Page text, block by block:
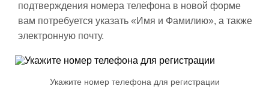
подтверждения номера телефона в новой форме
вам потребуется указать «Имя и Фамилию», а также
электронную почту.
Укажите номер телефона для регистрации